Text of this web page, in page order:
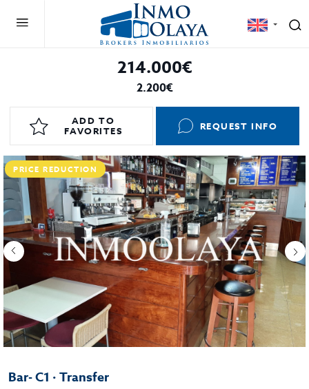
214.000€
2.200€
ADD TO
FAVORITES
REQUEST INFO
PRICE REDUCTION
Bar- C1 · Transfer